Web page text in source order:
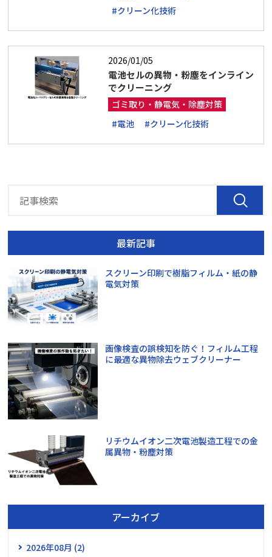
#クリーン化技術
2026/01/05
電池セルの異物・粉塵をインライン
でクリーニング
ゴミ取り・静電気・除塵対策
#電池
#クリーン化技術
最新記事
スクリーン印刷で樹脂フィルム・紙の静
電気対策
画像検査の誤検知を防ぐ！フィルム工程
に最適な異物除去ウェブクリーナー
リチウムイオン二次電池製造工程での金
属異物・粉塵対策
アーカイブ
2026年08月 (2)